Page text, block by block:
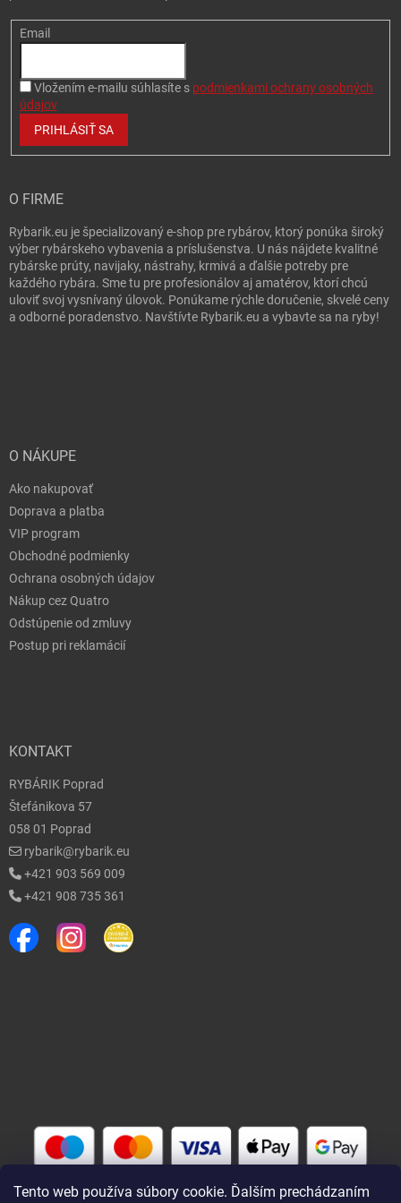
Tento web používa súbory cookie. Ďalším prechádzaním
Email
Vložením e-mailu súhlasíte s podmienkami ochrany osobných
údajov
PRIHLÁSIŤ SA
O FIRME
Rybarik.eu je špecializovaný e-shop pre rybárov, ktorý ponúka široký
výber rybárskeho vybavenia a príslušenstva. U nás nájdete kvalitné
rybárske prúty, navijaky, nástrahy, krmivá a ďalšie potreby pre
každého rybára. Sme tu pre profesionálov aj amatérov, ktorí chcú
uloviť svoj vysnívaný úlovok. Ponúkame rýchle doručenie, skvelé ceny
a odborné poradenstvo. Navštívte Rybarik.eu a vybavte sa na ryby!
O NÁKUPE
Ako nakupovať
Doprava a platba
VIP program
Obchodné podmienky
Ochrana osobných údajov
Nákup cez Quatro
Odstúpenie od zmluvy
Postup pri reklamácií
KONTAKT
RYBÁRIK Poprad
Štefánikova 57
058 01 Poprad
rybarik@rybarik.eu
+421 903 569 009
+421 908 735 361